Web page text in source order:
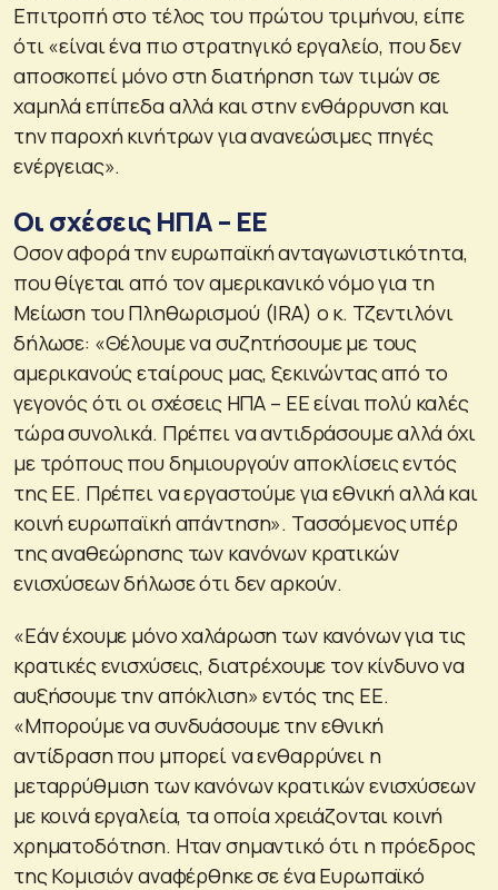
Επιτροπή στο τέλος του πρώτου τριμήνου, είπε
ότι «είναι ένα πιο στρατηγικό εργαλείο, που δεν
αποσκοπεί μόνο στη διατήρηση των τιμών σε
χαμηλά επίπεδα αλλά και στην ενθάρρυνση και
την παροχή κινήτρων για ανανεώσιμες πηγές
ενέργειας».
Οι σχέσεις ΗΠΑ – ΕΕ
Οσον αφορά την ευρωπαϊκή ανταγωνιστικότητα,
που θίγεται από τον αμερικανικό νόμο για τη
Μείωση του Πληθωρισμού (IRA) ο κ. Τζεντιλόνι
δήλωσε: «Θέλουμε να συζητήσουμε με τους
αμερικανούς εταίρους μας, ξεκινώντας από το
γεγονός ότι οι σχέσεις ΗΠΑ – ΕΕ είναι πολύ καλές
τώρα συνολικά. Πρέπει να αντιδράσουμε αλλά όχι
με τρόπους που δημιουργούν αποκλίσεις εντός
της ΕΕ. Πρέπει να εργαστούμε για εθνική αλλά και
κοινή ευρωπαϊκή απάντηση». Τασσόμενος υπέρ
της αναθεώρησης των κανόνων κρατικών
ενισχύσεων δήλωσε ότι δεν αρκούν.
«Εάν έχουμε μόνο χαλάρωση των κανόνων για τις
κρατικές ενισχύσεις, διατρέχουμε τον κίνδυνο να
αυξήσουμε την απόκλιση» εντός της ΕΕ.
«Μπορούμε να συνδυάσουμε την εθνική
αντίδραση που μπορεί να ενθαρρύνει η
μεταρρύθμιση των κανόνων κρατικών ενισχύσεων
με κοινά εργαλεία, τα οποία χρειάζονται κοινή
χρηματοδότηση. Ηταν σημαντικό ότι η πρόεδρος
της Κομισιόν αναφέρθηκε σε ένα Ευρωπαϊκό